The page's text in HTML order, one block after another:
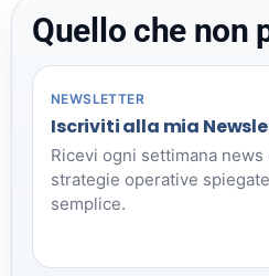
Quello che non
NEWSLETTER
Iscriviti alla mia
Ricevi ogni settimana news
strategie operative
semplice.